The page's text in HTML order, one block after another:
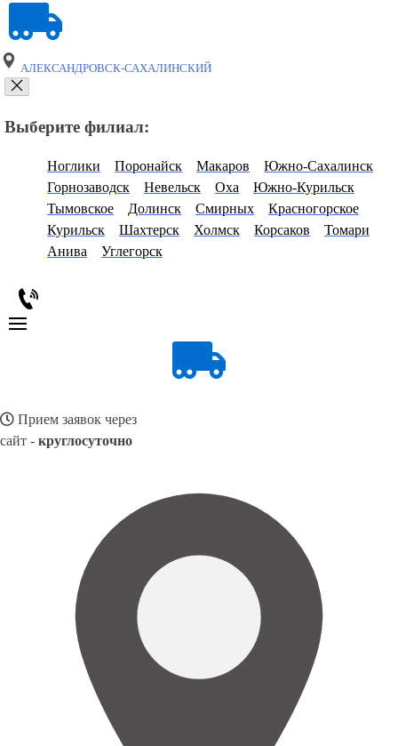
АЛЕКСАНДРОВСК-САХАЛИНСКИЙ
Выберите филиал:
Ноглики Поронайск Макаров
Южно-Сахалинск
Горнозаводск
Невельск Оха
Южно-Курильск
Тымовское
Долинск Смирных
Красногорское
Курильск
Шахтерск Холмск Корсаков
Томари
Анива
Углегорск
Прием заявок через
сайт - круглосуточно